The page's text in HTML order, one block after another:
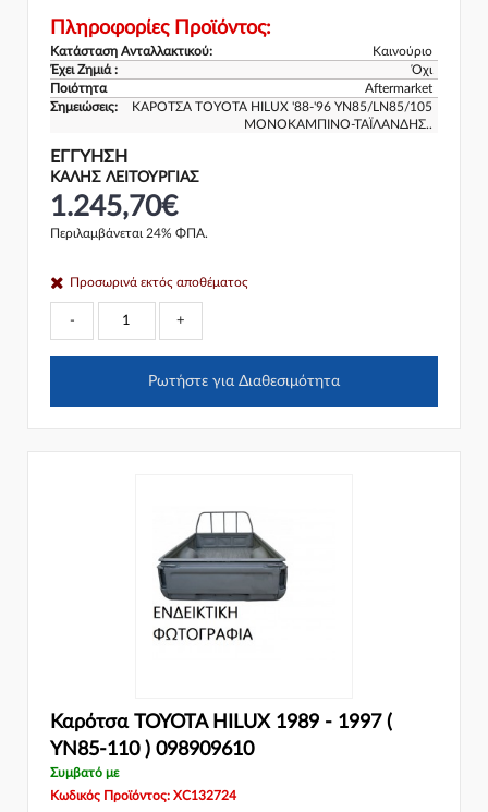
Πληροφορίες Προϊόντος:
Κατάσταση Ανταλλακτικού:
Καινούριο
Έχει Ζημιά :
Όχι
Ποιότητα
Aftermarket
Σημειώσεις:
ΚΑΡΟΤΣΑ TOYOTA HILUX '88-'96 YN85/LN85/105
ΜΟΝΟΚΑΜΠΙΝΟ-ΤΑΪΛΑΝΔΗΣ..
ΕΓΓΎΗΣΗ
ΚΑΛΗΣ ΛΕΙΤΟΥΡΓΙΑΣ
1.245,70€
Περιλαμβάνεται 24% ΦΠΑ.
Προσωρινά εκτός αποθέματος
- +
Ρωτήστε για Διαθεσιμότητα
Καρότσα TOYOTA HILUX 1989 - 1997 (
YN85-110 ) 098909610
Συμβατό με
Κωδικός Προϊόντος: XC132724